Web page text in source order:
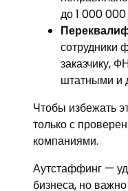
до 1 000
сотрудники
заказчику,
штатными и
Чтобы избежать
только с
компаниями.
Аутстаффинг —
бизнеса, но